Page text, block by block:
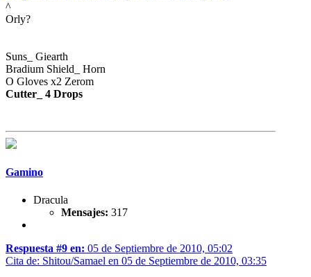
^
Orly?
Suns_ Giearth
Bradium Shield_ Horn
O Gloves x2 Zerom
Cutter_ 4 Drops
Gamino
Dracula
Mensajes: 317
Respuesta #9 en: 05 de Septiembre de 2010, 05:02
Cita de: Shitou/Samael en 05 de Septiembre de 2010, 03:35